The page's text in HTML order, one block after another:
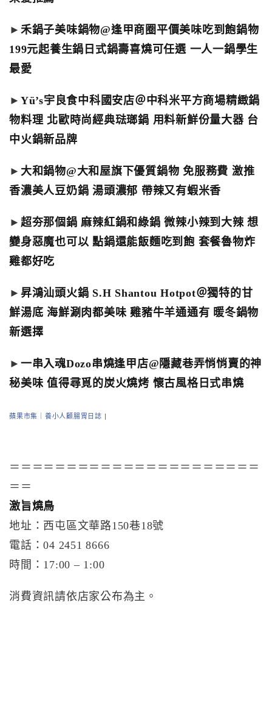
► 禾鍋子美味鍋物@逢甲商圈平價美味吃到飽鍋物
199元起養生鍋日式鍋壽喜燒可任選 一人一鍋學生
最愛
► Yü’s宇良食中科國安店＠中科米平方商場精緻鍋
物料理 北歐時尚經典琺瑯鍋 用料新鮮份量大器 台
中火鍋新品牌
► 大和鍋物@大和屋旗下優質鍋物 免服務費 激推
香濃美人豆奶鍋 湯頭濃郁 帶辣又有蝦米香
► 超夯那個鍋 麻辣紅鍋和綠鍋 微辣小辣到大辣 想
變身惡魔也可以 點鍋還能飯麵吃到飽 套餐魯物炸
雞都好吃
► 昇鴻汕頭火鍋 S.H Shantou Hotpot＠獨特的甘
鮮湯底 海鮮涮肉都美味 雞豬牛羊通通有 暖冬鍋物
新選擇
► 一串入魂Dozo串燒逢甲店@隱藏巷弄悄悄賣的神
秘美味 值得尋覓的炭火燒烤 懷古風格日式串燒
蘋果市集｜養小人顧腸胃日誌 |
＝＝＝＝＝＝＝＝＝＝＝＝＝＝＝＝＝＝＝＝＝＝
＝＝
激旨燒鳥
地址：西屯區文華路150巷18號
電話：04 2451 8666
時間：17:00 – 1:00
消費資訊請依店家公布為主。